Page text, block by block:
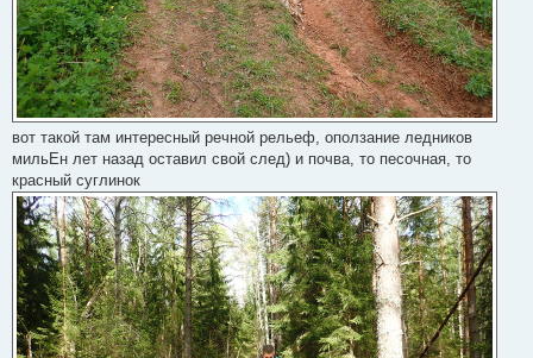
вот такой там интересный речной рельеф, оползание ледников
мильЕн лет назад оставил свой след) и почва, то песочная, то
красный суглинок